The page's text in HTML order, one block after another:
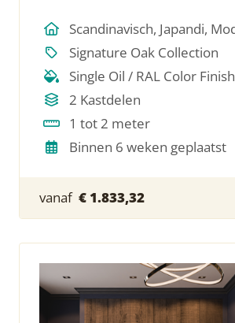
Signature Oak Collection
Single Oil / RAL Color Finish
2 Kastdelen
1 tot 2 meter
Binnen 6 weken geplaatst
vanaf € 1.833,32